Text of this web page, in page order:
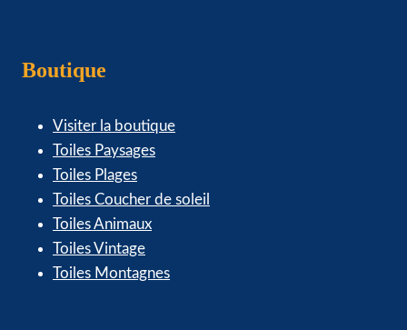
Boutique
Visiter la boutique
Toiles Paysages
Toiles Plages
Toiles Coucher de soleil
Toiles Animaux
Toiles Vintage
Toiles Montagnes